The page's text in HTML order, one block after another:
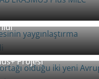
yaygınlaştırma
olduğu iki yeni
Projesi